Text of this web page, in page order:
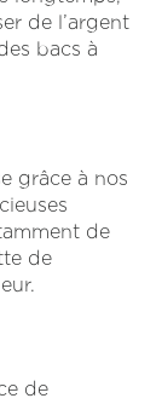
de l’argent
bacs à
grâce à nos
de
de
de